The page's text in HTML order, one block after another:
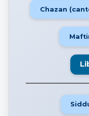
Chazan